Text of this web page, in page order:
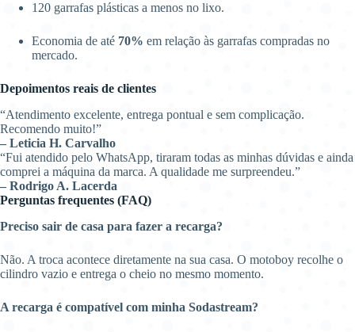
120 garrafas plásticas a menos no lixo.
Economia de até 70% em relação às garrafas compradas no
mercado.
Depoimentos reais de clientes
“Atendimento excelente, entrega pontual e sem complicação.
Recomendo muito!”
– Leticia H. Carvalho
“Fui atendido pelo WhatsApp, tiraram todas as minhas dúvidas e ainda
comprei a máquina da marca. A qualidade me surpreendeu.”
– Rodrigo A. Lacerda
Perguntas frequentes (FAQ)
Preciso sair de casa para fazer a recarga?
Não. A troca acontece diretamente na sua casa. O motoboy recolhe o
cilindro vazio e entrega o cheio no mesmo momento.
A recarga é compatível com minha Sodastream?